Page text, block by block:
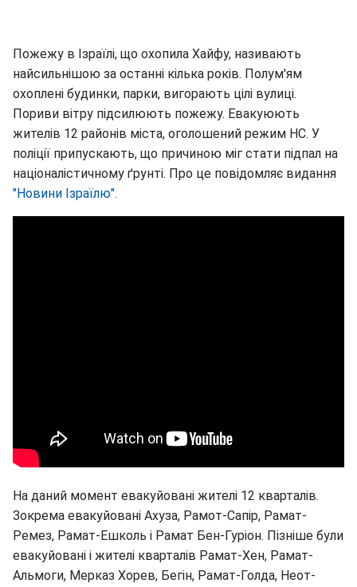
Пожежу в Ізраїлі, що охопила Хайфу, називають
найсильнішою за останні кілька років. Полум'ям
охоплені будинки, парки, вигорають цілі вулиці.
Пориви вітру підсилюють пожежу. Евакуюють
жителів 12 районів міста, оголошений режим НС. У
поліції припускають, що причиною міг стати підпал на
націоналістичному ґрунті. Про це повідомляє видання
"Новини Ізраїлю".
На даний момент евакуйовані жителі 12 кварталів.
Зокрема евакуйовані Ахуза, Рамот-Сапір, Рамат-
Ремез, Рамат-Ешколь і Рамат Бен-Гуріон. Пізніше були
евакуйовані і жителі кварталів Рамат-Хен, Рамат-
Альмоги, Мерказ Хорев, Бегін, Рамат-Голда, Неот-